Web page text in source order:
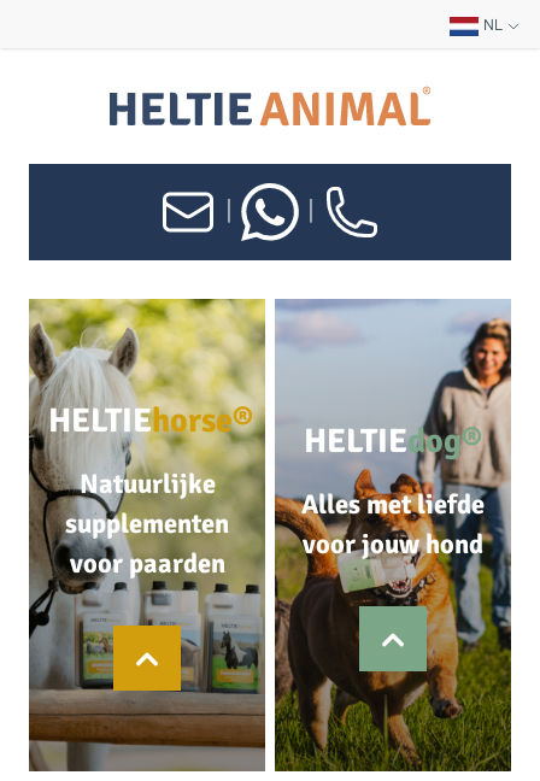
NL
HELTIEhorse®
Natuurlijke
supplementen
voor paarden
HELTIEdog®
Alles met liefde
voor jouw hond